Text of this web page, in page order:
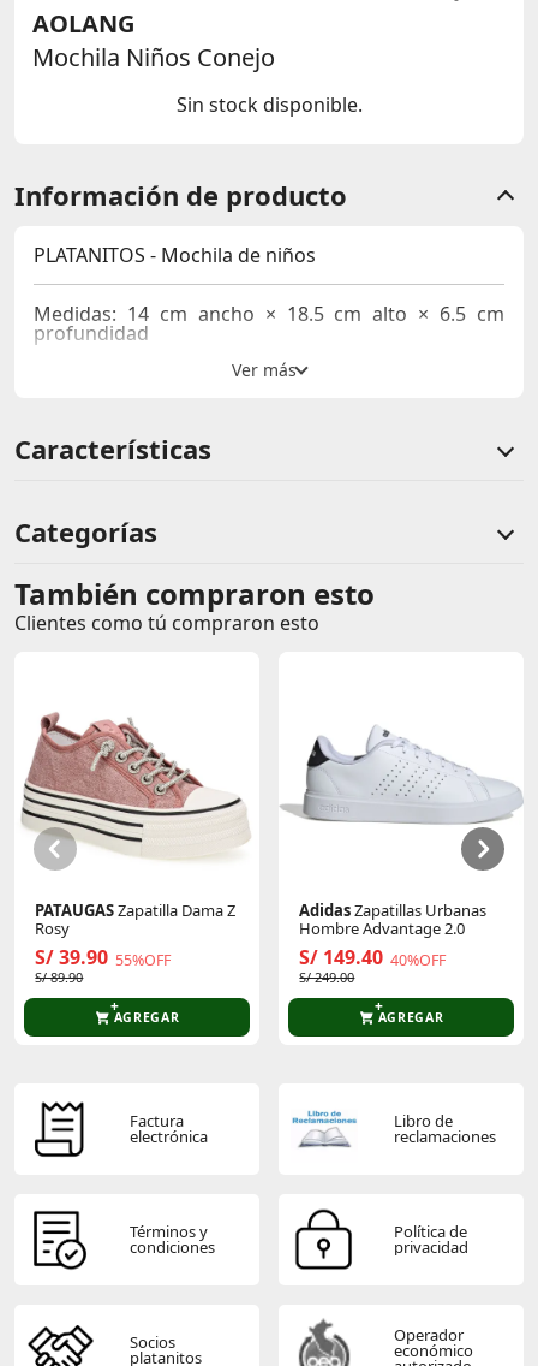
AOLANG
Mochila Niños Conejo
Sin stock disponible.
Información de producto
PLATANITOS - Mochila de niños
Medidas: 14 cm ancho × 18.5 cm alto × 6.5 cm
profundidad
Características
Categorías
Comentarios de clientes
Comentarios de clientes que compraron este producto
Sin calificaciones
Este producto aún no tiene calificaciones.
Sé el primero en comentar y acumula Puntos.
También compraron esto
Clientes como tú compraron esto
PATAUGASZapatilla Dama Z
Rosy
S/ 39.90 55%OFF
S/ 89.90
AGREGAR
AdidasZapatillas Urbanas
Hombre Advantage 2.0
S/ 149.40 40%OFF
S/ 249.00
AGREGAR
Factura
electrónica
Libro de
reclamaciones
Términos y
condiciones
Política de
privacidad
Socios
platanitos
Operador
económico